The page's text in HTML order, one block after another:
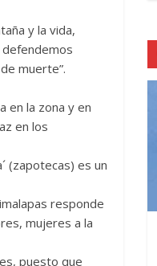
y la vida,
defendemos
muerte”.
en la zona y en
en los
(zapotecas) es un
responde
mujeres a la
puesto que